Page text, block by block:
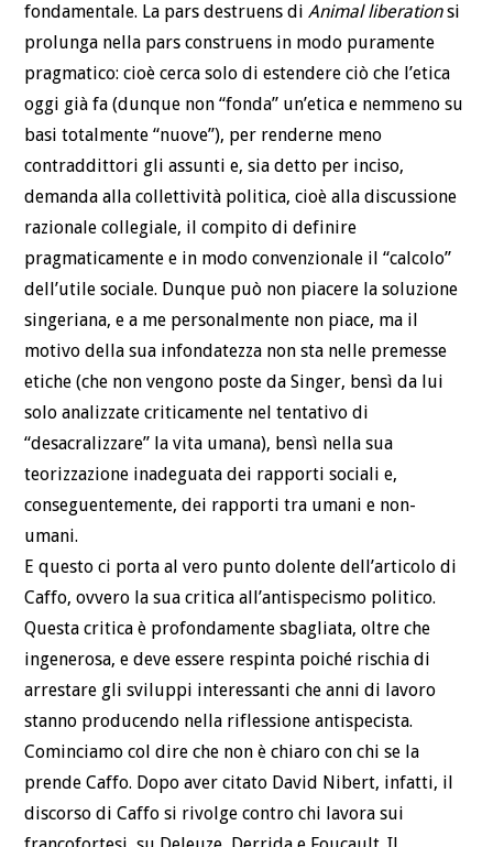
fondamentale. La pars destruens diAnimal liberationsi
prolunga nella pars construens in modo puramente
pragmatico: cioè cerca solo di estendere ciò che l’etica
oggi già fa (dunque non “fonda” un’etica e nemmeno su
basi totalmente “nuove”), per renderne meno
contraddittori gli assunti e, sia detto per inciso,
demanda alla collettività politica, cioè alla discussione
razionale collegiale, il compito di definire
pragmaticamente e in modo convenzionale il “calcolo”
dell’utile sociale. Dunque può non piacere la soluzione
singeriana, e a me personalmente non piace, ma il
motivo della sua infondatezza non sta nelle premesse
etiche (che non vengono poste da Singer, bensì da lui
solo analizzate criticamente nel tentativo di
“desacralizzare” la vita umana), bensì nella sua
teorizzazione inadeguata dei rapporti sociali e,
conseguentemente, dei rapporti tra umani e non-
umani.
E questo ci porta al vero punto dolente dell’articolo di
Caffo, ovvero la sua critica all’antispecismo politico.
Questa critica è profondamente sbagliata, oltre che
ingenerosa, e deve essere respinta poiché rischia di
arrestare gli sviluppi interessanti che anni di lavoro
stanno producendo nella riflessione antispecista.
Cominciamo col dire che non è chiaro con chi se la
prende Caffo. Dopo aver citato David Nibert, infatti, il
discorso di Caffo si rivolge contro chi lavora sui